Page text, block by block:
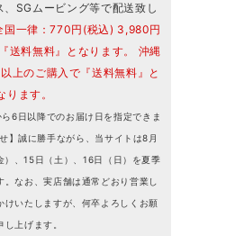
SGムービング等で配送致し
国一律：770円(税込) 3,980円
送料無料』となります。 沖縄
上のご購入で『送料無料』と
ります。
ら6日以降でのお届け日を指定できま
】誠に勝手ながら、当サイトは8月
）、15日（土）、16日（日）を夏季
なお、実店舗は通常どおり営業し
けいたしますが、何卒よろしくお願
し上げます。